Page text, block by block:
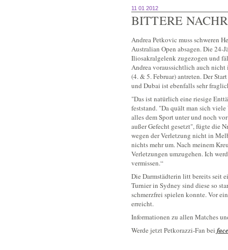
11 01 2012
BITTERE
Andrea Petkovic muss schweren
Australian Open absagen. Die 24-
Iliosakralgelenk zugezogen und
Andrea voraussichtlich auch nicht
(4. & 5. Februar) antreten. Der
und Dubai ist ebenfalls sehr
"Das ist natürlich eine riesige
feststand. "Da quält man sich
alles dem Sport unter und noch
außer Gefecht gesetzt", fügte die
wegen der Verletzung nicht in
nichts mehr um. Nach meinem
Verletzungen umzugehen. Ich
vermissen.“
Die Darmstädterin litt bereits seit
Turnier in Sydney sind diese so
schmerzfrei spielen konnte. Vor
erreicht.
Informationen zu allen Matches
Werde jetzt Petkorazzi-Fan bei